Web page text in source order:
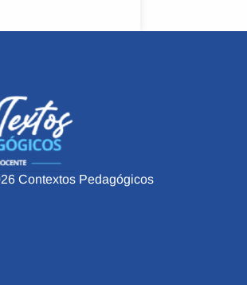
Contextos Pedagógicos